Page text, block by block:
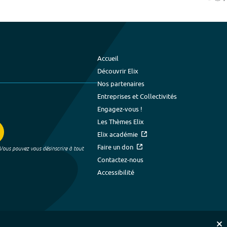
pouvez vous désinscrire à tout
Accueil
Découvrir Elix
Nos partenaires
Entreprises et Collectivités
Engagez-vous !
Les Thèmes Elix
Elix académie
Faire un don
Contactez-nous
Accessibilité